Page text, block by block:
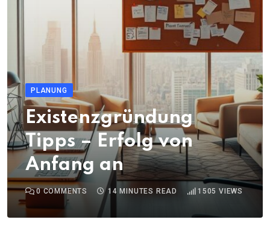
PLANUNG
Existenzgründung
Tipps – Erfolg von
Anfang an
0COMMENTS 14 MINUTES READ 1505 VIEWS